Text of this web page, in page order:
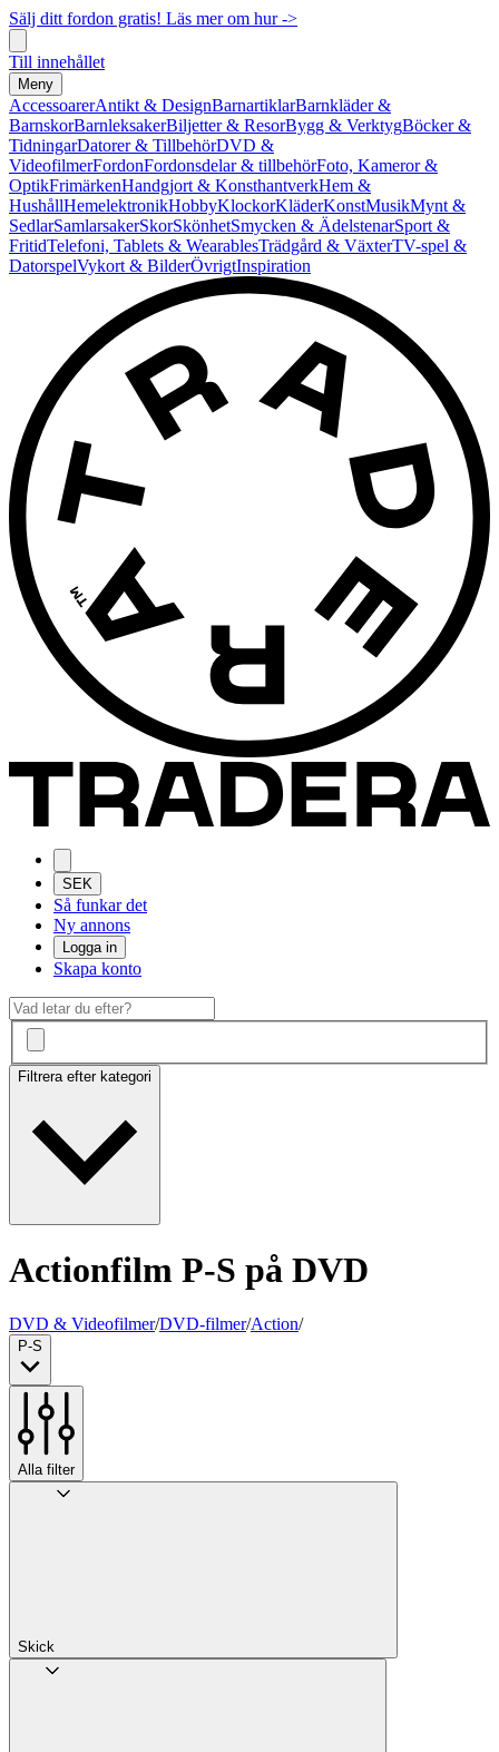
Sälj ditt fordon gratis! Läs mer om hur ->
Till innehållet
Meny
AccessoarerAntikt & DesignBarnartiklarBarnkläder &
BarnskorBarnleksakerBiljetter & ResorBygg & VerktygBöcker &
TidningarDatorer & TillbehörDVD &
VideofilmerFordonFordonsdelar & tillbehörFoto, Kameror &
OptikFrimärkenHandgjort & KonsthantverkHem &
HushållHemelektronikHobbyKlockorKläderKonstMusikMynt &
SedlarSamlarsakerSkorSkönhetSmycken & ÄdelstenarSport &
FritidTelefoni, Tablets & WearablesTrädgård & VäxterTV-spel &
DatorspelVykort & BilderÖvrigtInspiration
SEK
Så funkar det
Ny annons
Logga in
Skapa konto
Filtrera efter kategori
Actionfilm P-S på DVD
DVD & Videofilmer/DVD-filmer/Action/
P-S
Alla filter
Skick